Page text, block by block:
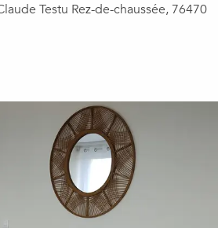
Testu Rez-de-chaussée, 76470
favoris